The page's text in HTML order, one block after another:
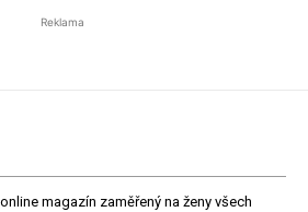
Reklama
magazín zaměřený na ženy všech